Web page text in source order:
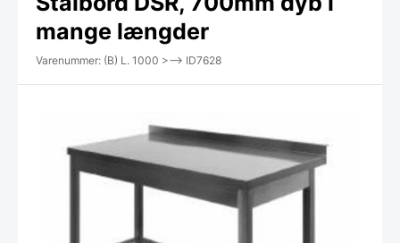
mange længder
Varenummer: (B) L. 1000 >--> ID7628